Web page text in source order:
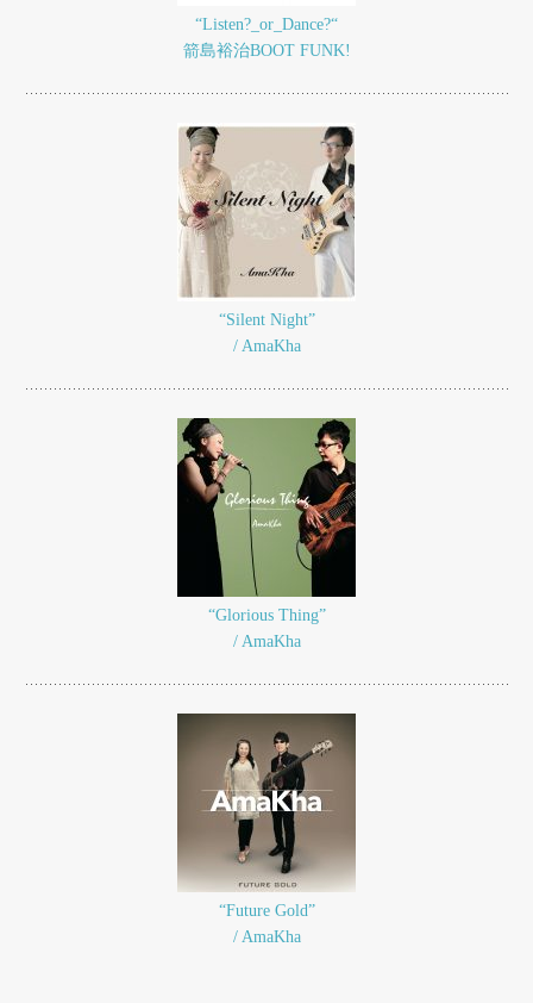
“Listen?_or_Dance?“
箭島裕治BOOT FUNK!
“Silent Night”
/ AmaKha
“Glorious Thing”
/ AmaKha
“Future Gold”
/ AmaKha